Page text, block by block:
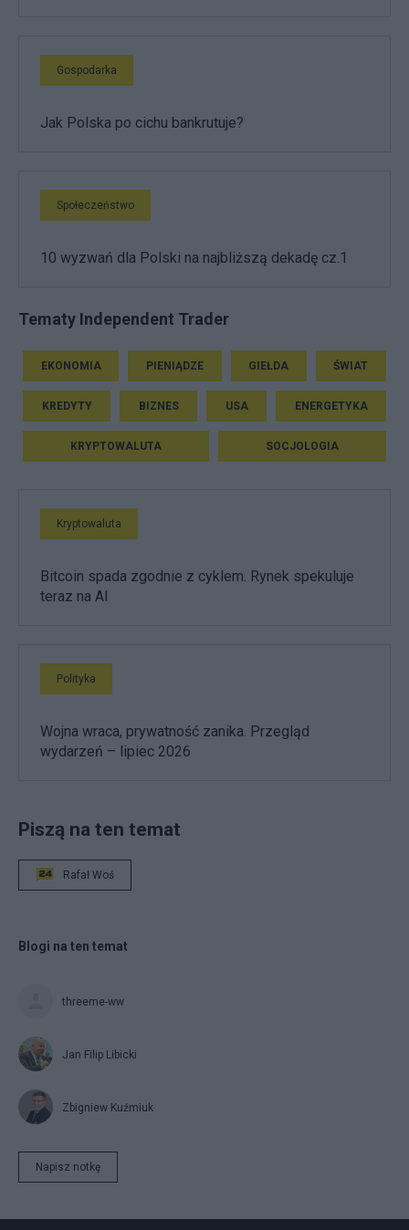
Gospodarka
Jak Polska po cichu bankrutuje?
Społeczeństwo
10 wyzwań dla Polski na najbliższą dekadę cz.1
Tematy Independent Trader
EKONOMIA PIENIĄDZE GIEŁDA ŚWIAT
KREDYTY BIZNES USA ENERGETYKA
KRYPTOWALUTA SOCJOLOGIA
Kryptowaluta
Bitcoin spada zgodnie z cyklem. Rynek spekuluje
teraz na AI
Polityka
Wojna wraca, prywatność zanika. Przegląd
wydarzeń – lipiec 2026
Piszą na ten temat
Rafał Woś
Blogi na ten temat
threeme-ww
Jan Filip Libicki
Zbigniew Kuźmiuk
Napisz notkę